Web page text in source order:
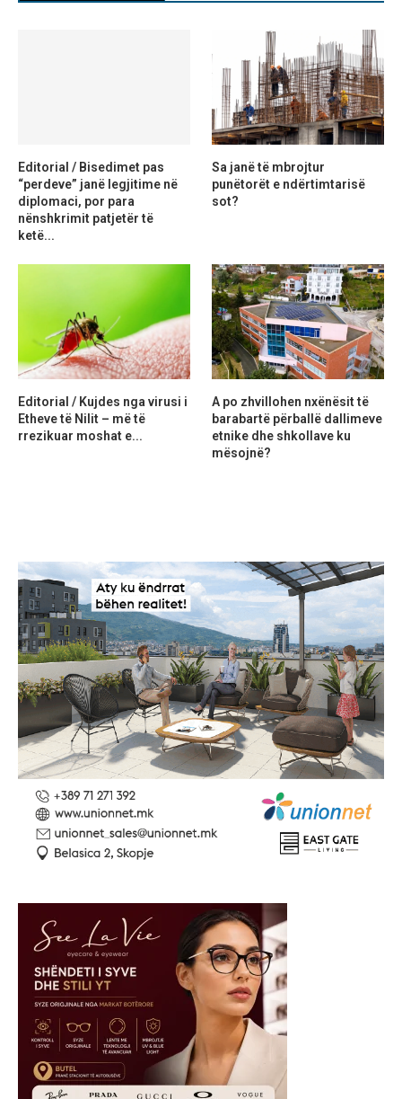
Editorial / Bisedimet pas
“perdeve” janë legjitime në
diplomaci, por para
nënshkrimit patjetër të
ketë...
Sa janë të mbrojtur
punëtorët e ndërtimtarisë
sot?
Editorial / Kujdes nga virusi i
Etheve të Nilit – më të
rrezikuar moshat e...
A po zhvillohen nxënësit të
barabartë përballë dallimeve
etnike dhe shkollave ku
mësojnë?